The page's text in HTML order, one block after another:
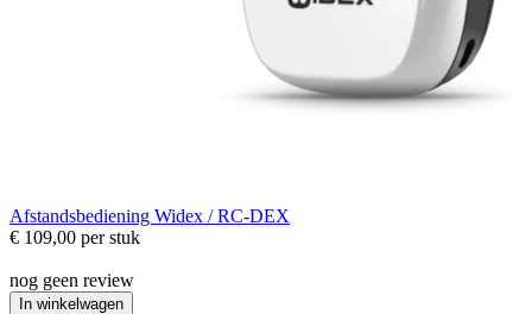
Afstandsbediening Widex / RC-DEX
€ 109,00 per stuk
nog geen review
In winkelwagen